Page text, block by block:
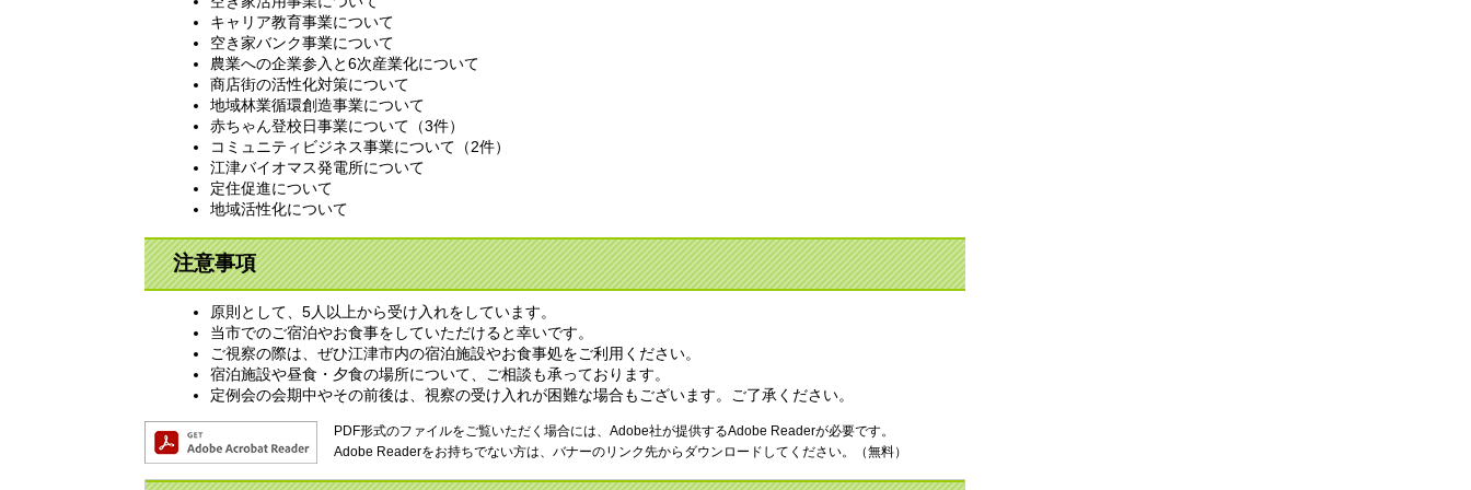
キャリア教育事業について
空き家バンク事業について
農業への企業参入と6次産業化について
商店街の活性化対策について
地域林業循環創造事業について
赤ちゃん登校日事業について（3件）
コミュニティビジネス事業について（2件）
江津バイオマス発電所について
定住促進について
地域活性化について
注意事項
原則として、5人以上から受け入れをしています。
当市でのご宿泊やお食事をしていただけると幸いです。
ご視察の際は、ぜひ江津市内の宿泊施設やお食事処をご利用ください。​
宿泊施設や昼食・夕食の場所について、ご相談も承っております。
定例会の会期中やその前後は、視察の受け入れが困難な場合もございます。ご了承ください。
PDF形式のファイルをご覧いただく場合には、Adobe社が提供するAdobe Readerが必要です。
Adobe Readerをお持ちでない方は、バナーのリンク先からダウンロードしてください。（無料）